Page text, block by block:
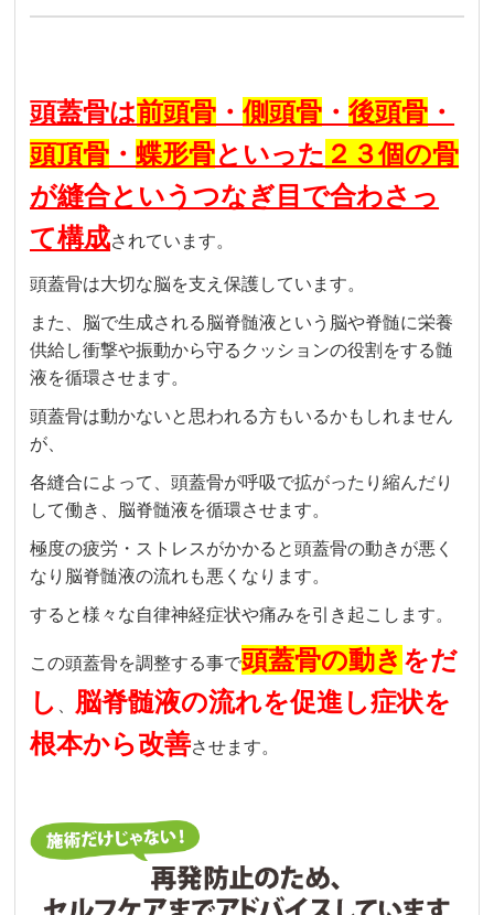
頭蓋骨は前頭骨 ・側頭骨 ・後頭骨 ・
頭頂骨 ・蝶形骨といった ２３個の骨
が縫合というつなぎ目で合わさっ
て構成されています。
頭蓋骨は大切な脳を支え保護しています。
また、脳で生成される脳脊髄液という脳や脊髄に栄養
供給し衝撃や振動から守るクッションの役割をする髄
液を循環させます。
頭蓋骨は動かないと思われる方もいるかもしれません
が、
各縫合によって、頭蓋骨が呼吸で拡がったり縮んだり
して働き、脳脊髄液を循環させます。
極度の疲労・ストレスがかかると頭蓋骨の動きが悪く
なり脳脊髄液の流れも悪くなります。
すると様々な自律神経症状や痛みを引き起こします。
この頭蓋骨を調整する事で頭蓋骨の動き をだ
し
脳脊髄液の流れを促進し症状を
根本から改善させます。